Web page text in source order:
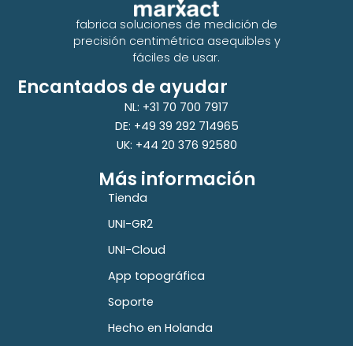
fabrica soluciones de medición de
precisión centimétrica asequibles y
fáciles de usar.
Encantados de ayudar
NL: +31 70 700 7917
DE: +49 39 292 714965
UK: +44 20 376 92580
Más información
Tienda
UNI-GR2
UNI-Cloud
App topográfica
Soporte
Hecho en Holanda